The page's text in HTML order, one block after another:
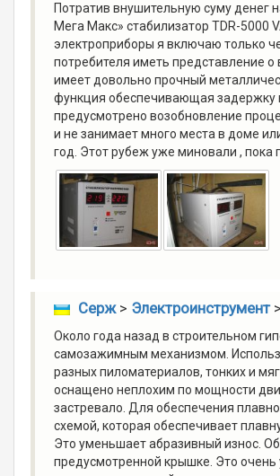
Потратив внушительную суму денег
Мега Макс» стабилизатор TDR-5000
электроприборы я включаю только
потребителя иметь представление
имеет довольно прочный
функция обеспечивающая задержку
предусмотрено возобновление
и не занимает много места в доме
год. Этот рубеж уже миновали , пока
Серж> Электроинструмент>
Около года назад в строительном
самозажимным механизмом.
разных пиломатериалов, тонких и
оснащено неплохим по мощности
застревало. Для обеспечения
схемой, которая обеспечивает
Это уменьшает абразивный износ.
предусмотренной крышке. Это